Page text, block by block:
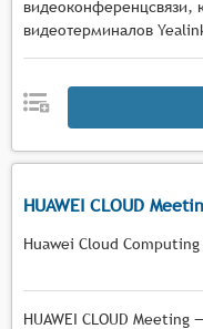
видеоконференцсвязи,
видеотерминалов
HUAWEI CLOUD
Huawei Cloud
HUAWEI CLOUD